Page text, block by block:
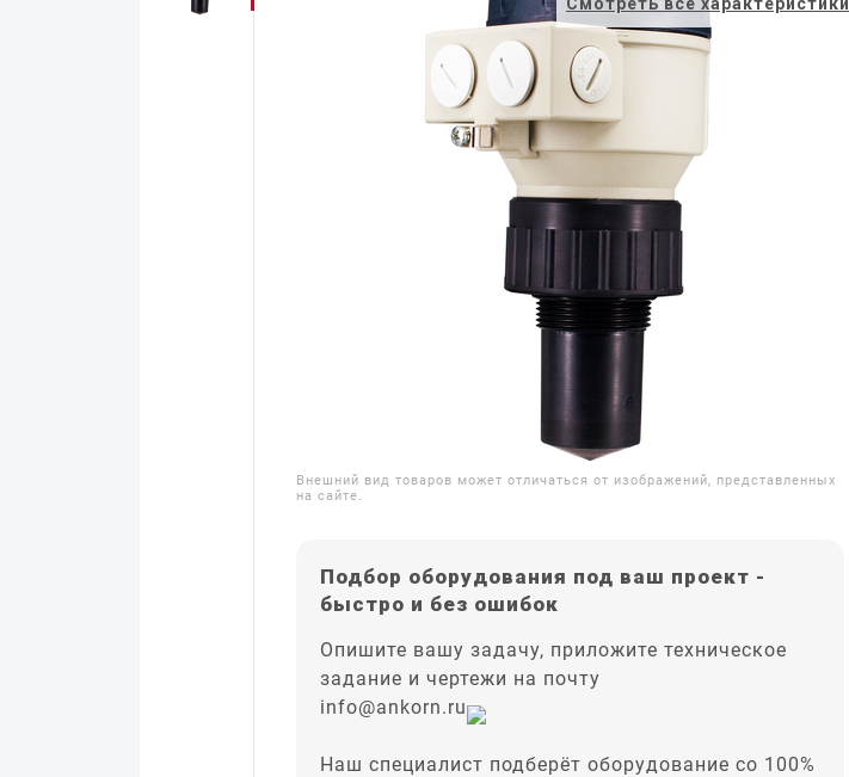
Внешний вид товаров может отличаться от изображений, представленных
на сайте.
Подбор оборудования под ваш проект -
быстро и без ошибок
Опишите вашу задачу, приложите техническое
задание и чертежи на почту
info@ankorn.ru
Наш специалист подберёт оборудование со 100%